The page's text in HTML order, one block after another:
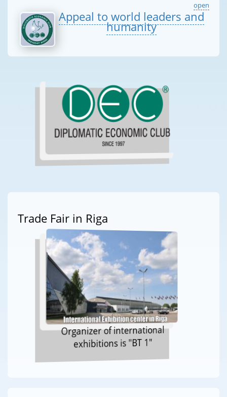
open
Appeal to world leaders and
humanity
Trade Fair in Riga
Organizer of international
exhibitions is "BT 1"